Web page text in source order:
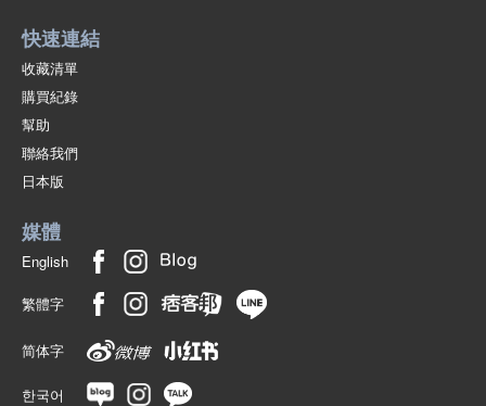
快速連結
收藏清單
購買紀錄
幫助
聯絡我們
日本版
媒體
English
繁體字
简体字
한국어